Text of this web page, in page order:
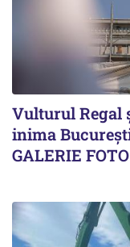
Vulturul Regal
inima
GALERIE FOTO